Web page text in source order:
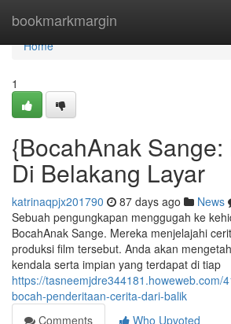
bookmarkmargin
Home
Home
1
{BocahAnak
Di Belakang Layar
katrinaqpjx201790 87 days ago News
Sebuah pengungkapan menggugah ke
BocahAnak Sange. Mereka menjelajahi
produksi film tersebut. Anda akan
kendala serta impian yang terdapat di tiap
https://tasneemjdre344181.howeweb.com/
bocah-penderitaan-cerita-dari-balik
Comments
Who Upvoted